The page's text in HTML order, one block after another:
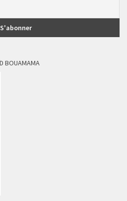
BOUAMAMA